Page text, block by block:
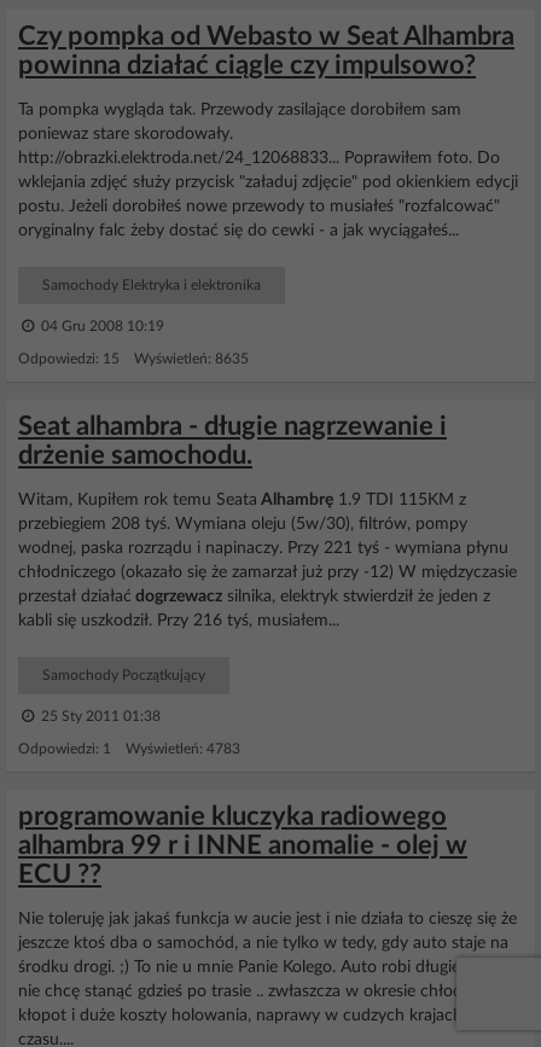
Czy pompka od Webasto w Seat Alhambra
powinna działać ciągle czy impulsowo?
Ta pompka wygląda tak. Przewody zasilające dorobiłem sam
poniewaz stare skorodowały.
http://obrazki.elektroda.net/24_12068833... Poprawiłem foto. Do
wklejania zdjęć służy przycisk "załaduj zdjęcie" pod okienkiem edycji
postu. Jeżeli dorobiłeś nowe przewody to musiałeś "rozfalcować"
oryginalny falc żeby dostać się do cewki - a jak wyciągałeś...
Samochody Elektryka i elektronika
04 Gru 2008 10:19
Odpowiedzi: 15 Wyświetleń: 8635
Seat alhambra - długie nagrzewanie i
drżenie samochodu.
Witam, Kupiłem rok temu Seata Alhambrę 1.9 TDI 115KM z
przebiegiem 208 tyś. Wymiana oleju (5w/30), filtrów, pompy
wodnej, paska rozrządu i napinaczy. Przy 221 tyś - wymiana płynu
chłodniczego (okazało się że zamarzał już przy -12) W międzyczasie
przestał działać dogrzewacz silnika, elektryk stwierdził że jeden z
kabli się uszkodził. Przy 216 tyś, musiałem...
Samochody Początkujący
25 Sty 2011 01:38
Odpowiedzi: 1 Wyświetleń: 4783
programowanie kluczyka radiowego
alhambra 99 r i INNE anomalie - olej w
ECU ??
Nie toleruję jak jakaś funkcja w aucie jest i nie działa to cieszę się że
jeszcze ktoś dba o samochód, a nie tylko w tedy, gdy auto staje na
środku drogi. ;) To nie u mnie Panie Kolego. Auto robi długie trasy i
nie chcę stanąć gdzieś po trasie .. zwłaszcza w okresie chłodnym, to
kłopot i duże koszty holowania, naprawy w cudzych krajach. Strata
czasu....